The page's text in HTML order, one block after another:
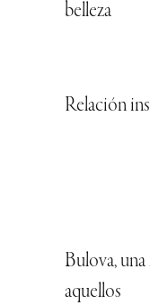
belleza
Relación
Bulova,
aquellos